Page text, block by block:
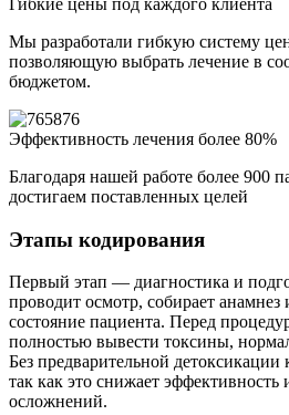
Мы разработали гибкую систему
позволяющую выбрать лечение в
бюджетом.
Эффективность лечения более 80%
Благодаря нашей работе более 900
достигаем поставленных целей
Этапы кодирования
Первый этап — диагностика и
проводит осмотр, собирает
состояние пациента. Перед
полностью вывести токсины,
Без предварительной детоксикации
так как это снижает
осложнений.